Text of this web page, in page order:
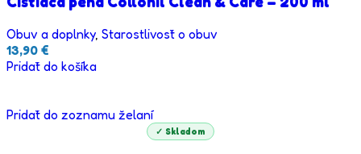
Obuv a doplnky, Starostlivosť o obuv
13,90 €
Pridať do košíka
Pridať do zoznamu želaní
✓ Skladom